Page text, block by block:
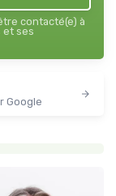
contacté(e) à
et ses
Google